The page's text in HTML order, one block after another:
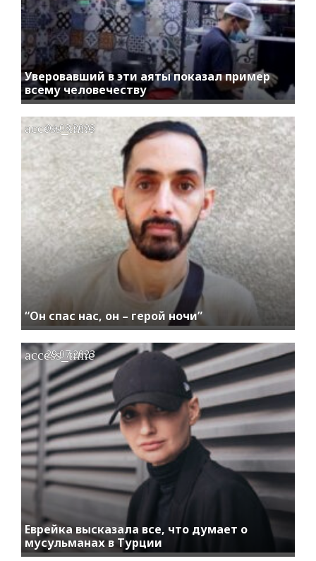
Уверовавший в эти аяты показал пример
всему человечеству
“Он спас нас, он – герой ночи”
access_time
04.08.2023
Еврейка высказала все, что думает о
мусульманах в Турции
access_time
29.07.2023